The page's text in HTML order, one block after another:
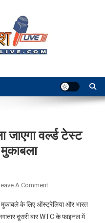
वर्ल्ड टेस्ट
A CommentOn
कब
और
के लिए ऑस्ट्रेलिया और भारत
दूसरी बार WTC के फाइनल में